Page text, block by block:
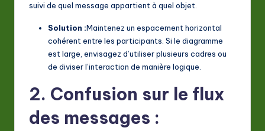
suivi de quel message appartient à quel objet.
Solution :Maintenez un espacement horizontal
cohérent entre les participants. Si le diagramme
est large, envisagez d’utiliser plusieurs cadres ou
de diviser l’interaction de manière logique.
2. Confusion sur le flux
des messages :